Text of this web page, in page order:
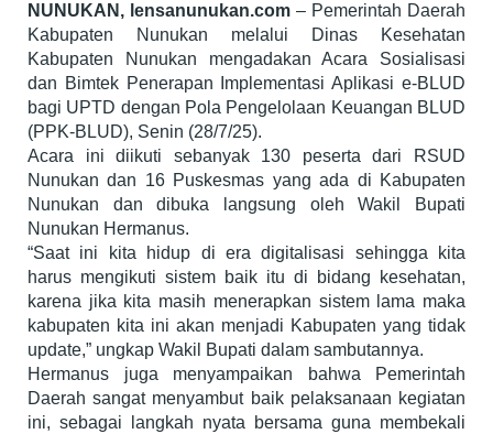
NUNUKAN, lensanunukan.com – Pemerintah Daerah
Kabupaten Nunukan melalui Dinas Kesehatan
Kabupaten Nunukan mengadakan Acara Sosialisasi
dan Bimtek Penerapan Implementasi Aplikasi e-BLUD
bagi UPTD dengan Pola Pengelolaan Keuangan BLUD
(PPK-BLUD), Senin (28/7/25).
Acara ini diikuti sebanyak 130 peserta dari RSUD
Nunukan dan 16 Puskesmas yang ada di Kabupaten
Nunukan dan dibuka langsung oleh Wakil Bupati
Nunukan Hermanus.
“Saat ini kita hidup di era digitalisasi sehingga kita
harus mengikuti sistem baik itu di bidang kesehatan,
karena jika kita masih menerapkan sistem lama maka
kabupaten kita ini akan menjadi Kabupaten yang tidak
update,” ungkap Wakil Bupati dalam sambutannya.
Hermanus juga menyampaikan bahwa Pemerintah
Daerah sangat menyambut baik pelaksanaan kegiatan
ini, sebagai langkah nyata bersama guna membekali